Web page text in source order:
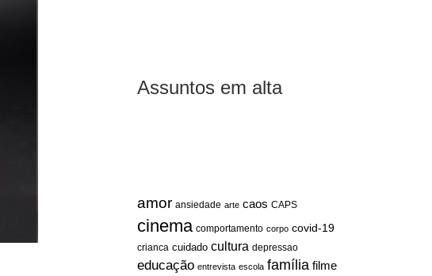
Assuntos em alta
amor ansiedade arte caos CAPS
cinema comportamento corpo covid-19
crianca cuidado cultura depressao
educação entrevista escola família filme